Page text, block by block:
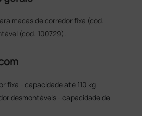
macas de corredor fixa (cód.
(cód. 100729).
fixa - capacidade até 110 kg
desmontáveis - capacidade de